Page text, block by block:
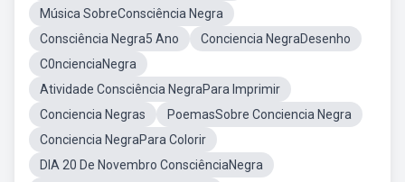
Música SobreConsciência Negra
Consciência Negra5 Ano
Conciencia NegraDesenho
C0ncienciaNegra
Atividade Consciência NegraPara Imprimir
Conciencia Negras
PoemasSobre Conciencia Negra
Conciencia NegraPara Colorir
DIA 20 De Novembro ConsciênciaNegra